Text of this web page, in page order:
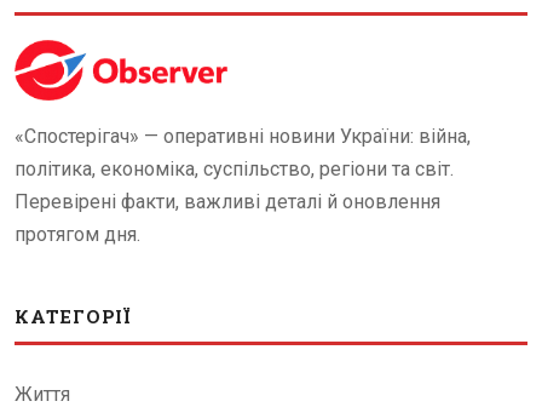
«Спостерігач» — оперативні новини України: війна,
політика, економіка, суспільство, регіони та світ.
Перевірені факти, важливі деталі й оновлення
протягом дня.
КАТЕГОРІЇ
Життя